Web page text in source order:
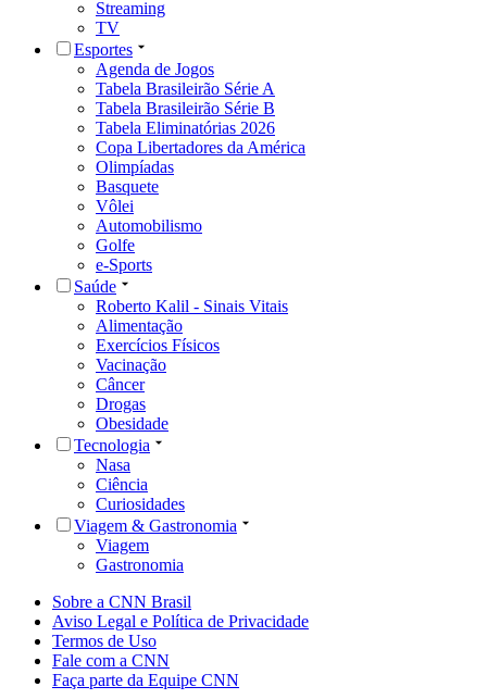
Streaming
TV
Esportes
Agenda de Jogos
Tabela Brasileirão Série A
Tabela Brasileirão Série B
Tabela Eliminatórias 2026
Copa Libertadores da América
Olimpíadas
Basquete
Vôlei
Automobilismo
Golfe
e-Sports
Saúde
Roberto Kalil - Sinais Vitais
Alimentação
Exercícios Físicos
Vacinação
Câncer
Drogas
Obesidade
Tecnologia
Nasa
Ciência
Curiosidades
Viagem & Gastronomia
Viagem
Gastronomia
Sobre a CNN Brasil
Aviso Legal e Política de Privacidade
Termos de Uso
Fale com a CNN
Faça parte da Equipe CNN